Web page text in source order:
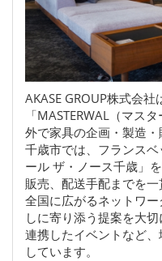
AKASE GROUP株式会
「MASTERWAL（マス
外で家具の企画・製造・
千歳市では、フランス
ール ザ・ノース千歳」
販売、配送手配までを一
全国に広がるネットワ
しに寄り添う提案を大
連携したイベントなど
しています。